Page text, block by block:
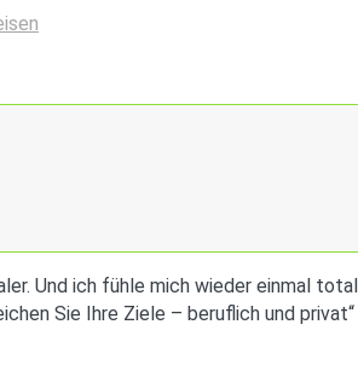
Und ich fühle mich wieder einmal
Sie Ihre Ziele – beruflich und